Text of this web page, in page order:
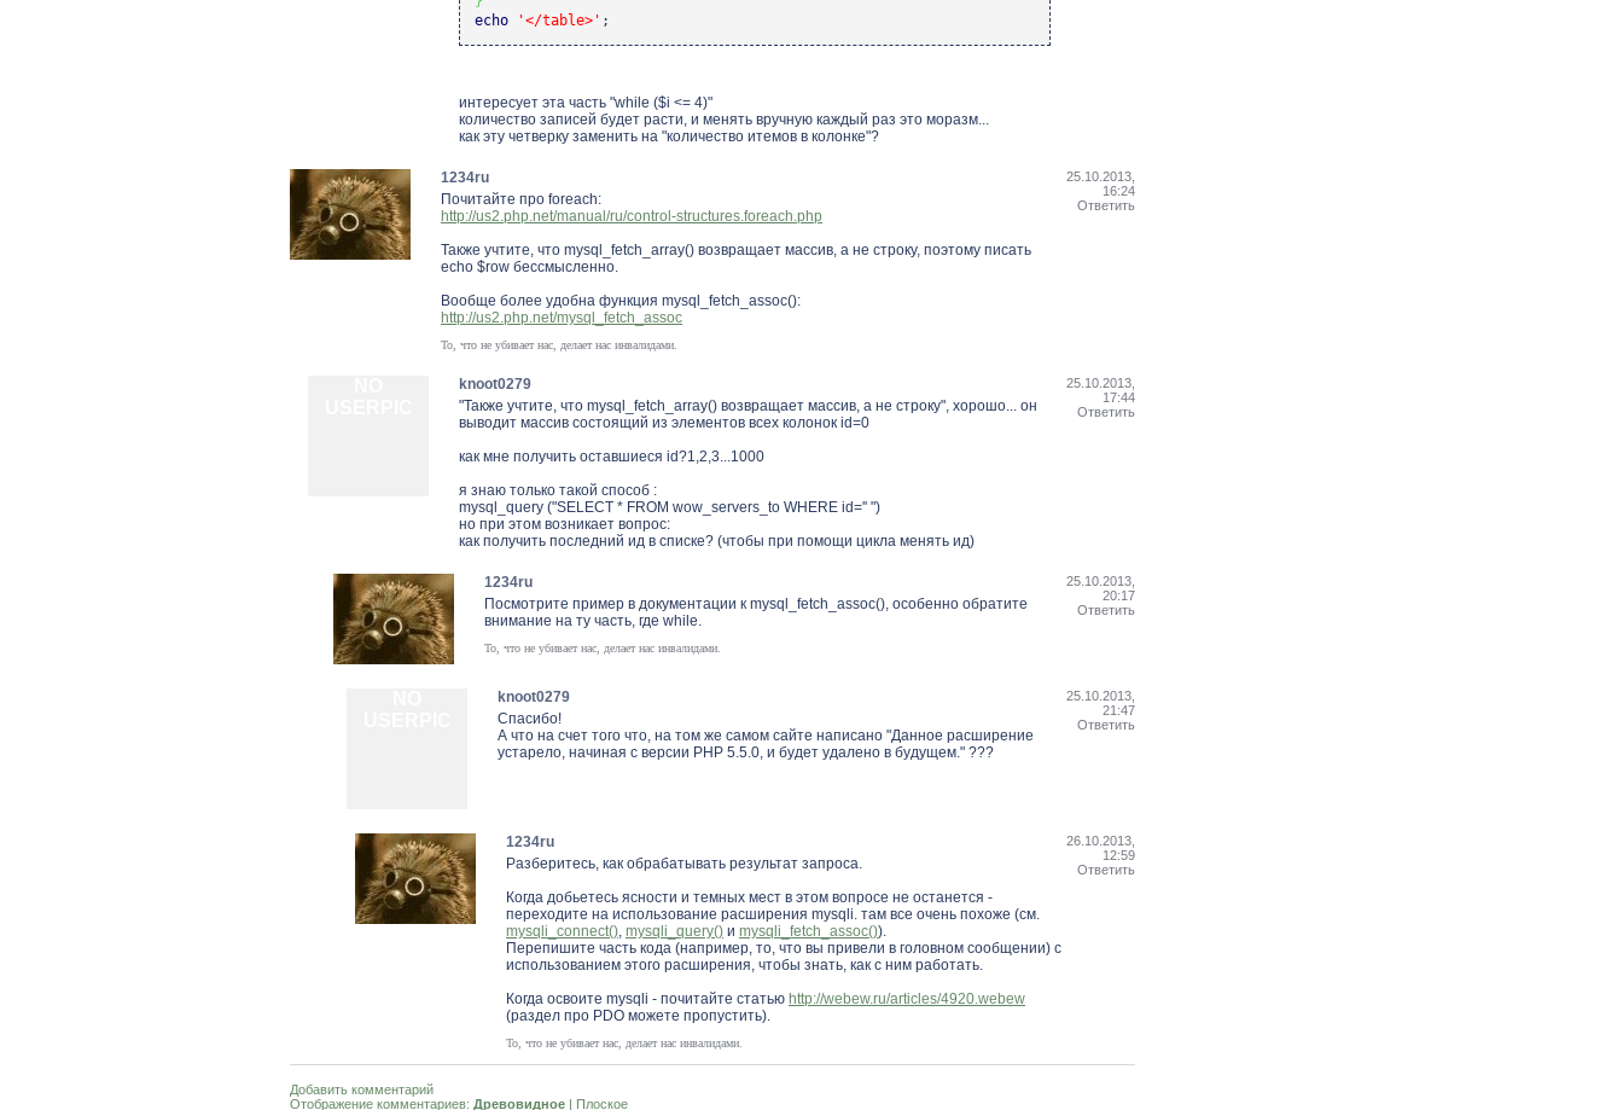
echo
'</table>' ;
интересует эта часть "while ($i <= 4)"
количество записей будет расти, и менять вручную каждый раз это моразм...
как эту четверку заменить на "количество итемов в колонке"?
1234ru
Почитайте про foreach:
http://us2.php.net/manual/ru/control-structures.foreach.php
Также учтите, что mysql_fetch_array() возвращает массив, а не строку, поэтому писать
echo $row бессмысленно.
Вообще более удобна функция mysql_fetch_assoc():
http://us2.php.net/mysql_fetch_assoc
То, что не убивает нас, делает нас инвалидами.
25.10.2013,
16:24
Ответить
knoot0279
"Также учтите, что mysql_fetch_array() возвращает массив, а не строку", хорошо... он
выводит массив состоящий из элементов всех колонок id=0
как мне получить оставшиеся id?1,2,3...1000
я знаю только такой способ :
mysql_query ("SELECT * FROM wow_servers_to WHERE id='' ")
но при этом возникает вопрос:
как получить последний ид в списке? (чтобы при помощи цикла менять ид)
25.10.2013,
17:44
Ответить
1234ru
Посмотрите пример в документации к mysql_fetch_assoc(), особенно обратите
внимание на ту часть, где while.
То, что не убивает нас, делает нас инвалидами.
25.10.2013,
20:17
Ответить
knoot0279
Спасибо!
А что на счет того что, на том же самом сайте написано "Данное расширение
устарело, начиная с версии PHP 5.5.0, и будет удалено в будущем." ???
25.10.2013,
21:47
Ответить
1234ru
Разберитесь, как обрабатывать результат запроса.
Когда добьетесь ясности и темных мест в этом вопросе не останется -
переходите на использование расширения mysqli. там все очень похоже (см.
mysqli_connect(), mysqli_query() и mysqli_fetch_assoc()).
Перепишите часть кода (например, то, что вы привели в головном сообщении) с
использованием этого расширения, чтобы знать, как с ним работать.
Когда освоите mysqli - почитайте статью http://webew.ru/articles/4920.webew
(раздел про PDO можете пропустить).
То, что не убивает нас, делает нас инвалидами.
26.10.2013,
12:59
Ответить
Добавить комментарий
Отображение комментариев: Древовидное | Плоское